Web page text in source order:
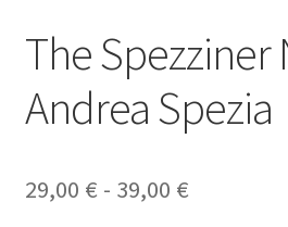
The Spezziner
Andrea Spezia
29,00 € - 39,00 €Fascia